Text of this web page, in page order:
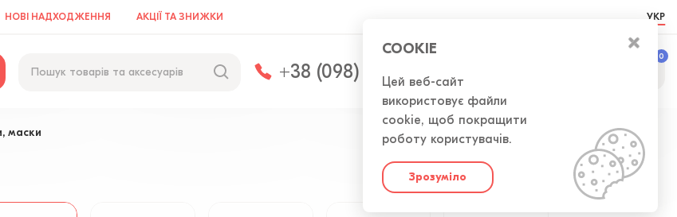
НОВІ НАДХОДЖЕННЯ АКЦІЇ ТА ЗНИЖКИ УКР
+38 (098) 300-50-52
0
маски
COOKIE
Цей веб-сайт
використовує файли
cookie, щоб покращити
роботу користувачів.
Зрозуміло